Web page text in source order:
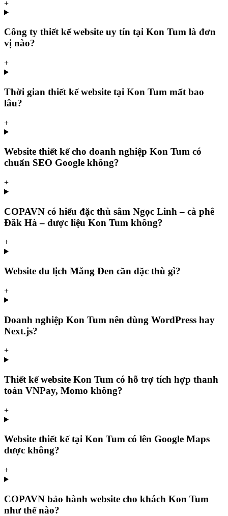
+
Công ty thiết kế website uy tín tại Kon Tum là đơn
vị nào?
+
Thời gian thiết kế website tại Kon Tum mất bao
lâu?
+
Website thiết kế cho doanh nghiệp Kon Tum có
chuẩn SEO Google không?
+
COPAVN có hiểu đặc thù sâm Ngọc Linh – cà phê
Đăk Hà – dược liệu Kon Tum không?
+
Website du lịch Măng Đen cần đặc thù gì?
+
Doanh nghiệp Kon Tum nên dùng WordPress hay
Next.js?
+
Thiết kế website Kon Tum có hỗ trợ tích hợp thanh
toán VNPay, Momo không?
+
Website thiết kế tại Kon Tum có lên Google Maps
được không?
+
COPAVN bảo hành website cho khách Kon Tum
như thế nào?